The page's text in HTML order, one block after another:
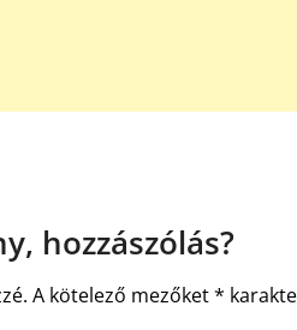
hozzászólás?
A kötelező mezőket*